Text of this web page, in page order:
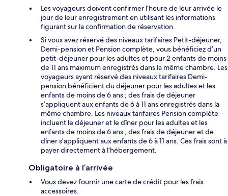
Les voyageurs doivent confirmer l’heure de leur arrivée le
jour de leur enregistrement en utilisant les informations
figurant sur la confirmation de réservation.
Si vous avez réservé des niveaux tarifaires Petit-déjeuner,
Demi-pension et Pension complète, vous bénéficiez d’un
petit-déjeuner pour les adultes et pour 2 enfants de moins
de 11 ans maximum enregistrés dans la même chambre. Les
voyageurs ayant réservé des niveaux tarifaires Demi-
pension bénéficient du déjeuner pour les adultes et les
enfants de moins de 6 ans ; des frais de déjeuner
s’appliquent aux enfants de 6 à 11 ans enregistrés dans la
même chambre. Les niveaux tarifaires Pension complète
incluent le déjeuner et le dîner pour les adultes et les
enfants de moins de 6 ans ; des frais de déjeuner et de
dîner s’appliquent aux enfants de 6 à 11 ans. Ces frais sont à
payer directement à l’hébergement.
Obligatoire à l’arrivée
Vous devez fournir une carte de crédit pour les frais
accessoires.